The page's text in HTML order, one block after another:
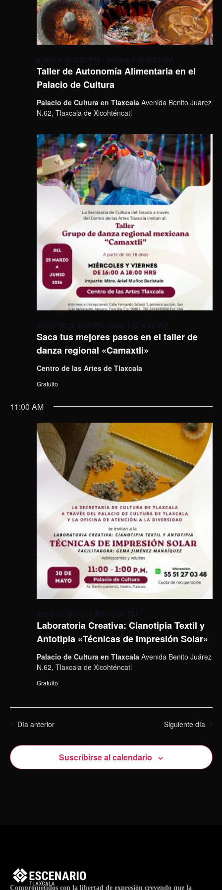
Taller de Autonomía Alimentaria en el
Palacio de Cultura
marzo 4 @ 3:30 PM - octubre 7 @ 5:30 PM
Palacio de Cultura en Tlaxcala Avenida Benito Juárez
N.62, Tlaxcala de Xicohténcatl
Saca tus mejores pasos en el taller de
danza regional «Camaxtli»
marzo 25 @ 4:00 PM - junio 1 @ 6:00 PM
Centro de las Artes de Tlaxcala
Gratuito
11:00 AM
Laboratoria Creativa: Cianotipia Textil y
Antotipia «Técnicas de Impresión Solar»
mayo 30 @ 11:00 AM - 1:00 PM
Palacio de Cultura en Tlaxcala Avenida Benito Juárez
N.62, Tlaxcala de Xicohténcatl
Gratuito
Día anterior Siguiente día
Suscribirse al calendario
Comprometidos con la libertad de expresión creyendo que la